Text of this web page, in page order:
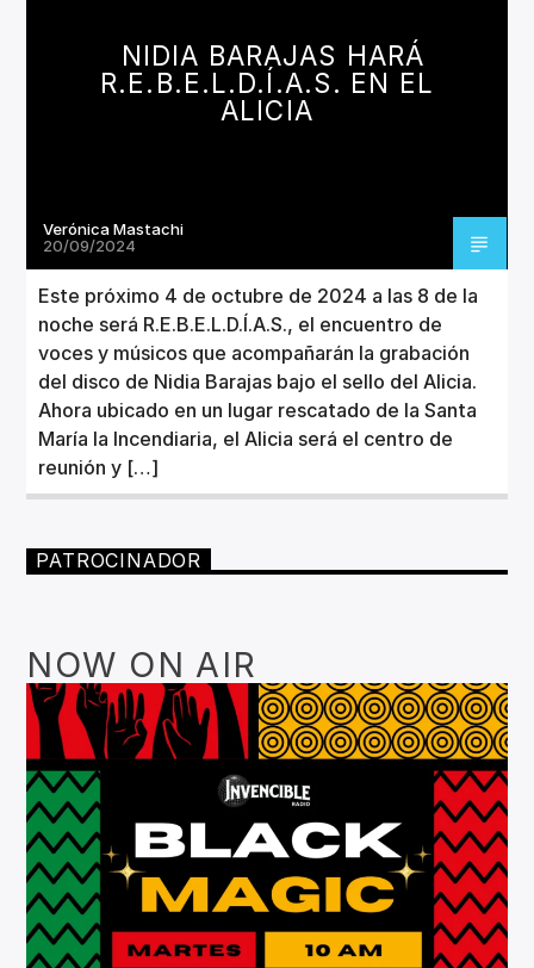
NIDIA BARAJAS HARÁ
R.E.B.E.L.D.Í.A.S. EN EL
ALICIA
Verónica Mastachi
20/09/2024
Este próximo 4 de octubre de 2024 a las 8 de la
noche será R.E.B.E.L.D.Í.A.S., el encuentro de
voces y músicos que acompañarán la grabación
del disco de Nidia Barajas bajo el sello del Alicia.
Ahora ubicado en un lugar rescatado de la Santa
María la Incendiaria, el Alicia será el centro de
reunión y […]
PATROCINADOR
NOW ON AIR